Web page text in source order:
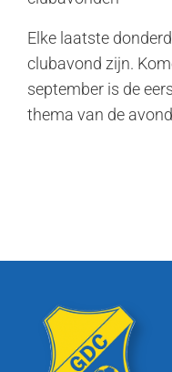
Elke laatste
clubavond zijn.
september is de
thema van de